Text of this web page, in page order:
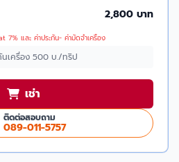
2,800 บาท
7% และ ค่าประกัน- ค่ามัดจำเครื่อง
นเครื่อง 500 บ./ทริป
เช่า
ติดต่อสอบถาม
089-011-5757